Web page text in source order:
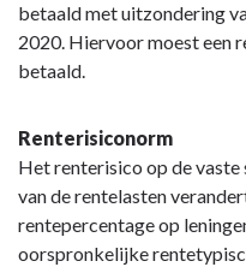
betaald met uitzondering
2020. Hiervoor moest een
betaald.
Renterisiconorm
Het renterisico op de vaste
van de rentelasten
rentepercentage op
oorspronkelijke